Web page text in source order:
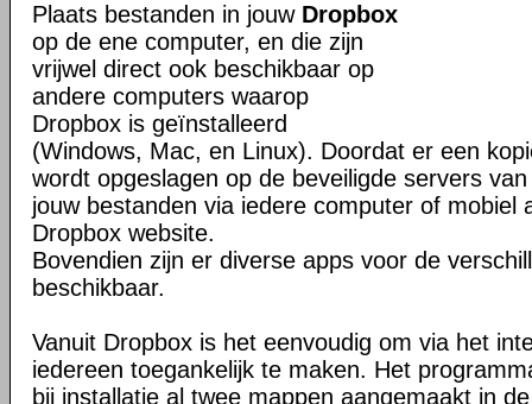
Plaats bestanden in jouw Dropbox
op de ene computer, en die zijn
vrijwel direct ook beschikbaar op
andere computers waarop
Dropbox is geïnstalleerd
(Windows, Mac, en Linux). Doordat er een
wordt opgeslagen op de beveiligde servers
jouw bestanden via iedere computer of mobiel
Dropbox website.
Bovendien zijn er diverse apps voor de
beschikbaar.
Vanuit Dropbox is het eenvoudig om via het
iedereen toegankelijk te maken. Het
bij installatie al twee mappen aangemaakt in